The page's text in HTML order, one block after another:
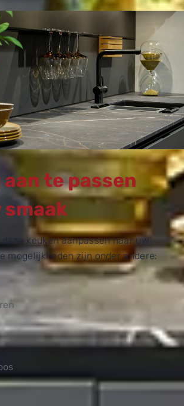
te passen
smaak
keuken aanpassen naar uw
mogelijkheden zijn onder andere: